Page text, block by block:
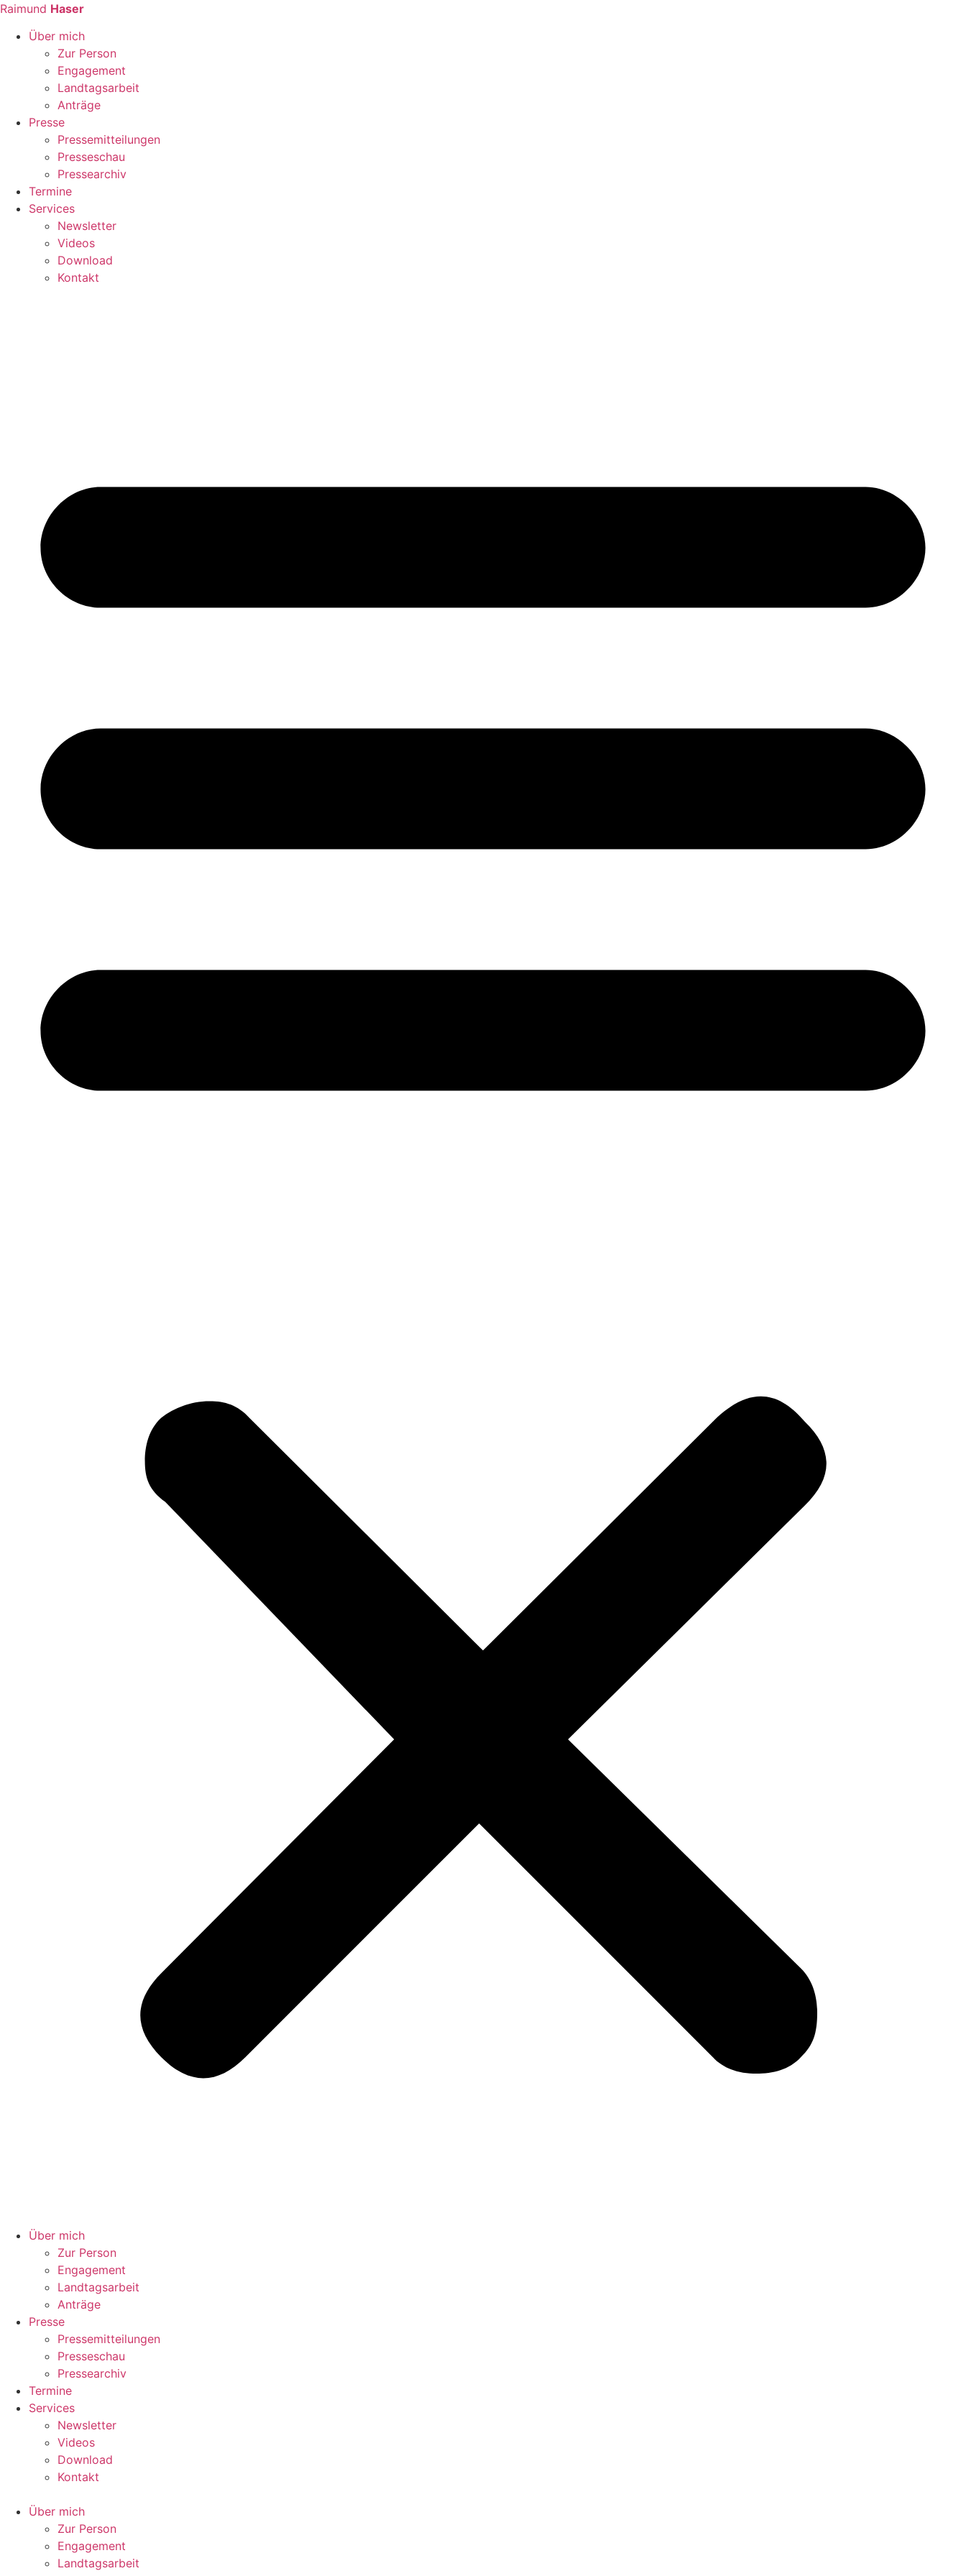
Zum
springen
Raimund Haser
Über mich
Zur Person
Engagement
Landtagsarbeit
Anträge
Presse
Pressemitteilungen
Presseschau
Pressearchiv
Termine
Services
Newsletter
Videos
Download
Kontakt
Über mich
Zur Person
Engagement
Landtagsarbeit
Anträge
Presse
Pressemitteilungen
Presseschau
Pressearchiv
Termine
Services
Newsletter
Videos
Download
Kontakt
Über mich
Zur Person
Engagement
Landtagsarbeit